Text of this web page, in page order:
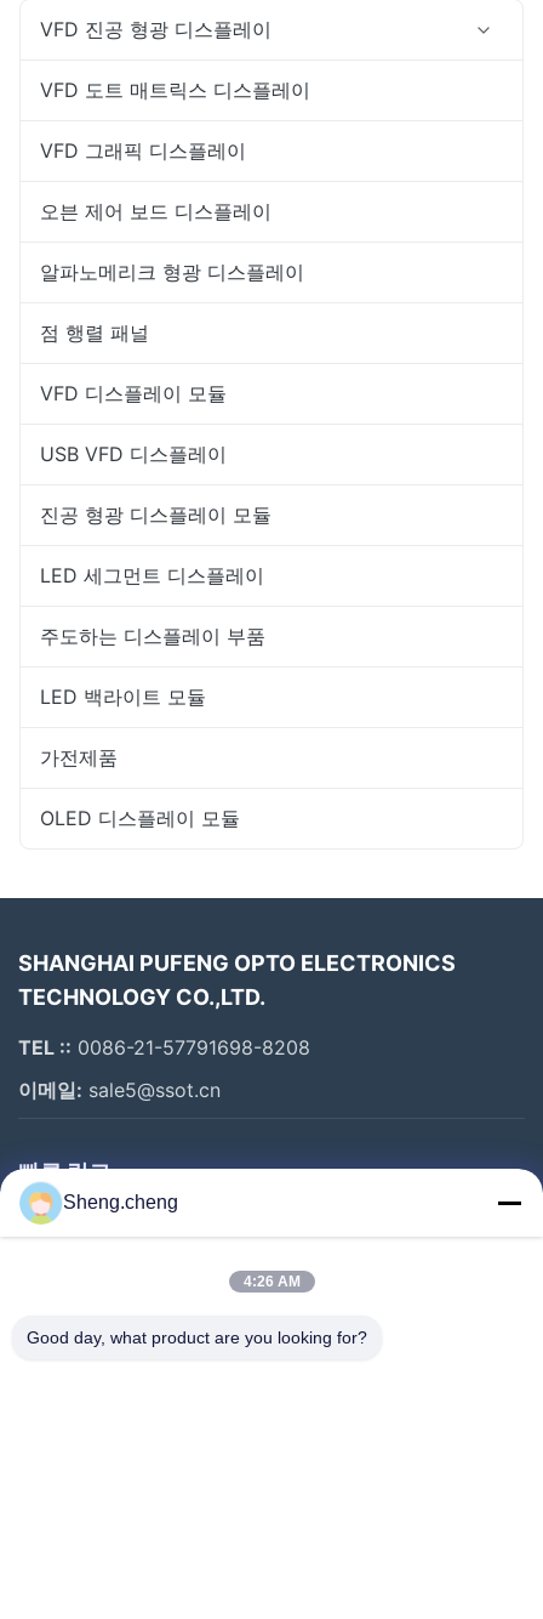
VFD 진공 형광 디스플레이
VFD 도트 매트릭스 디스플레이
VFD 그래픽 디스플레이
오븐 제어 보드 디스플레이
알파노메리크 형광 디스플레이
점 행렬 패널
VFD 디스플레이 모듈
USB VFD 디스플레이
진공 형광 디스플레이 모듈
LED 세그먼트 디스플레이
주도하는 디스플레이 부품
LED 백라이트 모듈
가전제품
OLED 디스플레이 모듈
SHANGHAI PUFENG OPTO ELECTRONICS
TECHNOLOGY CO.,LTD.
TEL :: 0086-21-57791698-8208
이메일: sale5@ssot.cn
빠른 링크
집
공장 여행
Sheng.cheng
4:26 AM
Good day, what product are you looking for?